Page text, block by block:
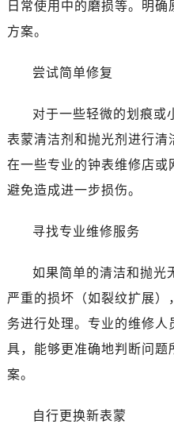
日常使用中的磨损等。明
方案。
尝试简单修复
对于一些轻微的划痕或
表蒙清洁剂和抛光剂进行清
在一些专业的钟表维修店或
避免造成进一步损伤。
寻找专业维修服务
如果简单的清洁和抛光
严重的损坏（如裂纹扩展
务进行处理。专业的维修
具，能够更准确地判断问题
案。
自行更换新表蒙